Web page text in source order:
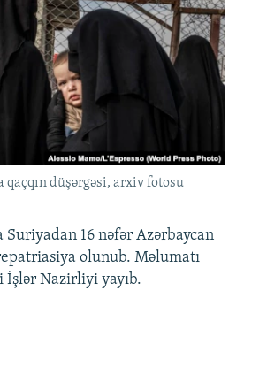
qaçqın düşərgəsi, arxiv fotosu
Suriyadan 16 nəfər Azərbaycan
olunub. Məlumatı
İşlər Nazirliyi yayıb.